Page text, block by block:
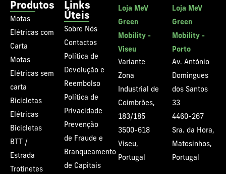
Produtos
Motas
Elétricas com
Carta
Motas
Elétricas sem
carta
Bicicletas
Elétricas
Bicicletas
BTT /
Estrada
Trotinetes
Links
Úteis
Sobre Nós
Contactos
Política de
Devolução e
Reembolso
Política de
Privacidade
Prevenção
de Fraude e
Branqueamento
de Capitais
Loja MeV
Green
Mobility -
Viseu
Variante
Zona
Industrial de
Coimbrões,
183/185
3500-618
Viseu,
Portugal
Loja MeV
Green
Mobility -
Porto
Av. António
Domingues
dos Santos
33
4460-267
Sra. da Hora,
Matosinhos,
Portugal